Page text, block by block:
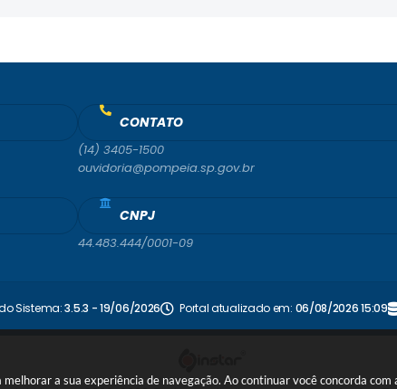
a sua experiência de navegação. Ao continuar você concorda com
CONTATO
(14) 3405-1500
ouvidoria@pompeia.sp.gov.br
CNPJ
44.483.444/0001-09
Sistema:3.5.3 - 19/06/2026 Portal atualizado em: 06/08/2026 15:09